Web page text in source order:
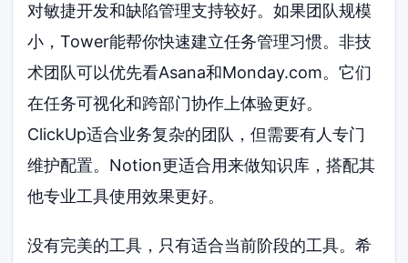
对敏捷开发和缺陷管理支持较好。如果团队规模
小，Tower能帮你快速建立任务管理习惯。非技
术团队可以优先看Asana和Monday.com。它们
在任务可视化和跨部门协作上体验更好。
ClickUp适合业务复杂的团队，但需要有人专门
维护配置。Notion更适合用来做知识库，搭配其
他专业工具使用效果更好。
没有完美的工具，只有适合当前阶段的工具。希